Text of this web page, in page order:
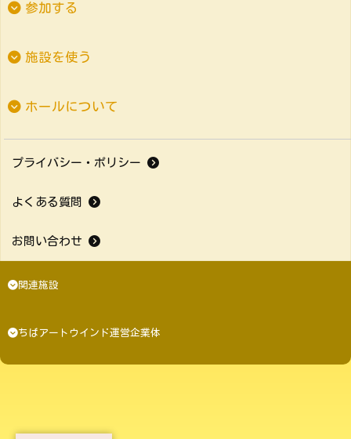
参加する
施設を使う
ホールについて
プライバシー・ポリシー
よくある質問
お問い合わせ
関連施設
ちばアートウインド運営企業体